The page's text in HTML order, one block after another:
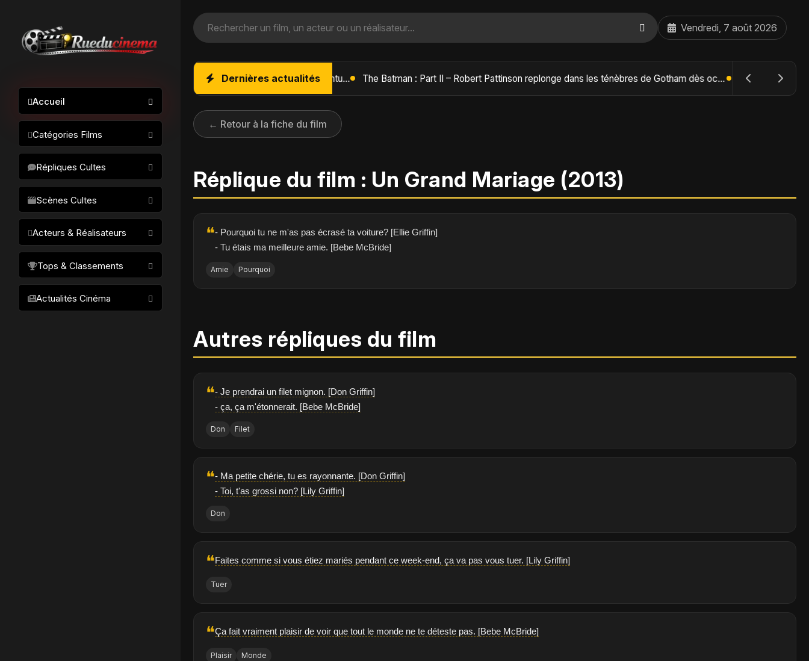
Accueil
Catégories Films
Science-fiction
Drame / Thriller
Comédie/humour
Horreur
Fantastique
Animation
Policier
Romantique
Répliques Cultes
Scènes Cultes
Acteurs & Réalisateurs
Acteurs
Tops & Classements
Meilleurs films par acteur
Actualités Cinéma
Vendredi, 7 août 2026
Dernières actualités L'Âge de Glace : Le Réveil du Volcan – Manny, Sid et Diego de retour pour une aventure explosive The Batman : Part II – Robert Pattinson replonge dans les ténèbres de Gotham dès octobre 2027
← Retour à la fiche du film
Réplique du film : Un Grand Mariage (2013)
❝- Pourquoi tu ne m'as pas écrasé ta voiture? [Ellie Griffin]
- Tu étais ma meilleure amie. [Bebe McBride]
Amie Pourquoi
Autres répliques du film
❝- Je prendrai un filet mignon. [Don Griffin]
- ça, ça m'étonnerait. [Bebe McBride]
Don Filet
❝- Ma petite chérie, tu es rayonnante. [Don Griffin]
- Toi, t'as grossi non? [Lily Griffin]
Don
❝Faites comme si vous étiez mariés pendant ce week-end, ça va pas vous tuer. [Lily Griffin]
Tuer
❝Ça fait vraiment plaisir de voir que tout le monde ne te déteste pas. [Bebe McBride]
Plaisir Monde